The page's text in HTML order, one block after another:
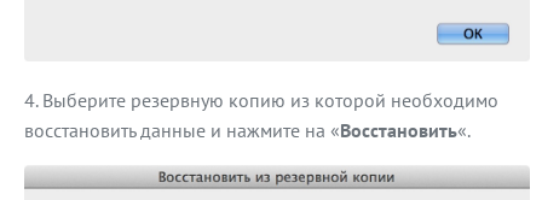
Выберите резервную копию из которой необходимо
восстановить данные и нажмите на «Восстановить«.